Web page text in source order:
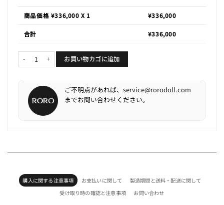
商品価格 ¥336,000 X 1 ¥336,000
合計 ¥336,000
雪穂「遊ぶ人妻」個お買い物カゴに追加
ご不明点があれば、 service@rorodoll.com
までお問い合わせください。
購入に関する注意事項 お支払いに関して
製造期間と送料・配送に関して
受け取り時の確認と注意事項
お問い合わせ